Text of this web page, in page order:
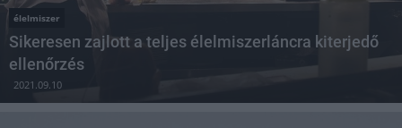
élelmiszer
Sikeresen zajlott a teljes élelmiszerláncra kiterjedő
ellenőrzés
2021.09.10